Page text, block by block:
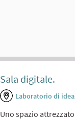
Sala digitale.
Laboratorio di
Uno spazio